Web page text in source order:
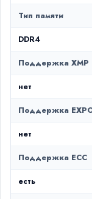
Тип памяти
DDR4
Поддержка XMP
нет
Поддержка
нет
Поддержка ECC
есть